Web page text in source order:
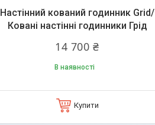
Настінний кований годинник Grid/
Ковані настінні годинники Грід
14 700 ₴
В наявності
Купити